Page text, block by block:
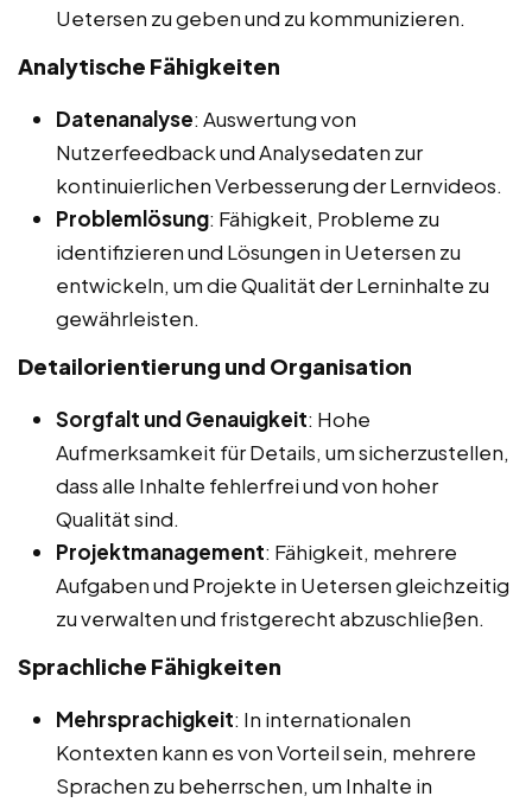
Uetersen zu geben und zu kommunizieren.
Analytische Fähigkeiten
Datenanalyse: Auswertung von
Nutzerfeedback und Analysedaten zur
kontinuierlichen Verbesserung der Lernvideos.
Problemlösung: Fähigkeit, Probleme zu
identifizieren und Lösungen in Uetersen zu
entwickeln, um die Qualität der Lerninhalte zu
gewährleisten.
Detailorientierung und Organisation
Sorgfalt und Genauigkeit: Hohe
Aufmerksamkeit für Details, um sicherzustellen,
dass alle Inhalte fehlerfrei und von hoher
Qualität sind.
Projektmanagement: Fähigkeit, mehrere
Aufgaben und Projekte in Uetersen gleichzeitig
zu verwalten und fristgerecht abzuschließen.
Sprachliche Fähigkeiten
Mehrsprachigkeit: In internationalen
Kontexten kann es von Vorteil sein, mehrere
Sprachen zu beherrschen, um Inhalte in